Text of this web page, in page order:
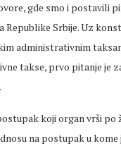
gde smo i postavili
Srbije. Uz
administrativnim
takse, prvo pitanje je
koji organ vrši po
na postupak u